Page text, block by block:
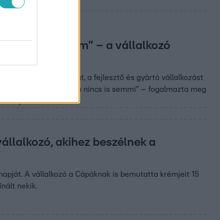
nem” – a vállalkozó
volna be a Cápákat, a fejlesztő és gyártó vállalkozást
minket, abban nincs is semmi” – fogalmazta meg
piacára is kitért.
akihez beszélnek a
A vállalkozó a Cápáknak is bemutatta krémjeit 15
nekik.